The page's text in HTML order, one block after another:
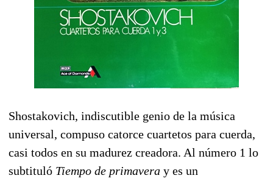
Shostakovich, indiscutible genio de la música
universal, compuso catorce cuartetos para cuerda,
casi todos en su madurez creadora. Al número 1 lo
subtituló Tiempo de primavera y es un